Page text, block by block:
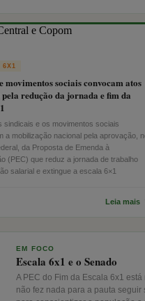
6X1
movimentos sociais convocam atos
redução da jornada e fim da
sindicais e os movimentos sociais
a mobilização nacional pela aprovação,
da Proposta de Emenda à
(PEC) que reduz a jornada de trabalho
salarial e extingue a escala 6×1
Leia mais
EM FOCO
Escala 6x1 e o Senado
A PEC do Fim da Escala 6x1
não fez nada para a pauta